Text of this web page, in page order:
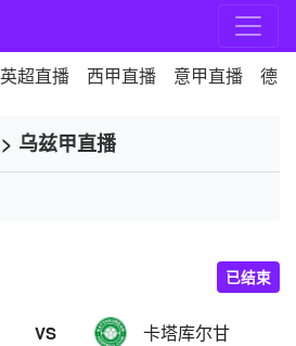
英超直播 西甲直播 意甲直播 德
> 乌兹甲直播
VS 卡塔库尔甘
已结束